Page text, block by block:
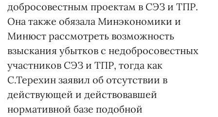
добросовестным проектам в СЭЗ и ТПР.
Она также обязала Минэкономики и
Минюст рассмотреть возможность
взыскания убытков с недобросовестных
участников СЭЗ и ТПР, тогда как
С.Терехин заявил об отсутствии в
действующей и действовавшей
нормативной базе подобной